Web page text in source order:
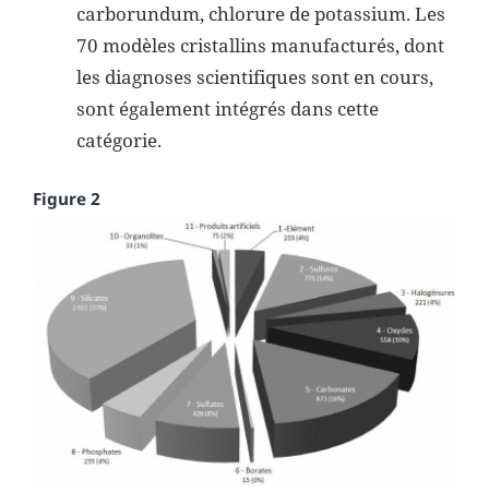
carborundum, chlorure de potassium. Les
70 modèles cristallins manufacturés, dont
les diagnoses scientifiques sont en cours,
sont également intégrés dans cette
catégorie.
Figure 2